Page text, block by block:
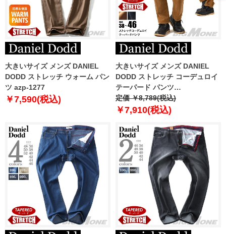
大きいサイズ メンズ DANIEL
DODD ストレッチ ウォーム パン
ツ azp-1277
￥7,590(税込)
大きいサイズ メンズ DANIEL
DODD ストレッチ コーデュロイ
テーパード パンツ
azp250501201t 【t2502】
定価 ￥8,789(税込)
￥7,910(税込)